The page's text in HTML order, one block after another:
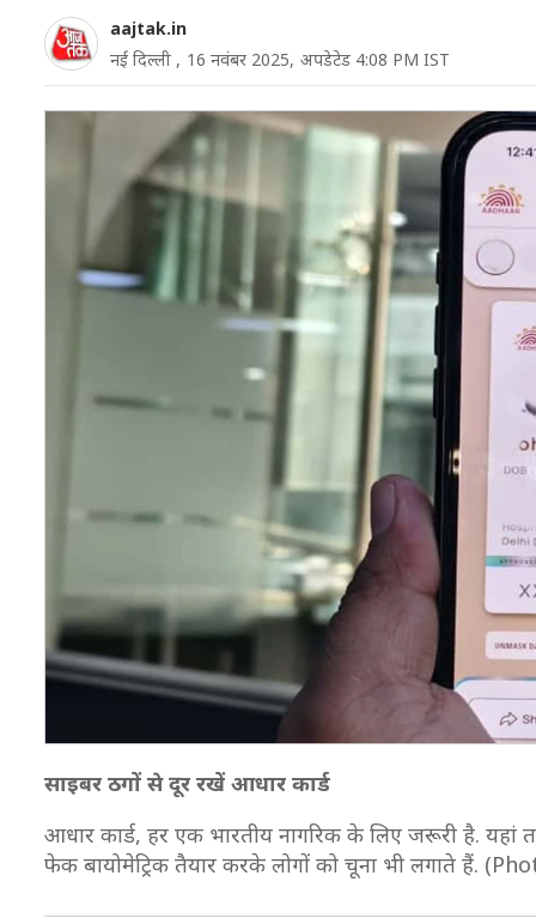
aajtak.in
नई दिल्ली , 16 नवंबर 2025, अपडेटेड 4:08 PM IST
साइबर ठगों से दूर रखें आधार कार्ड
आधार कार्ड, हर एक भारतीय नागरिक के लिए जरूरी है.
फेक बायोमेट्रिक तैयार करके लोगों को चूना भी लगाते हैं.